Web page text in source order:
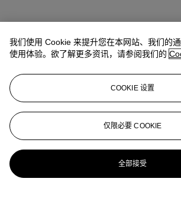
我们使用 Cookie 来提升您在本网站、我们的
使用体验。欲了解更多资讯，请参阅我们的
COOKIE 设置
仅限必要 COOKIE
全部接受